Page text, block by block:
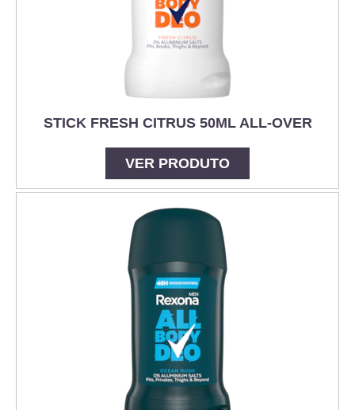
STICK FRESH CITRUS 50ML ALL-OVER
VER PRODUTO